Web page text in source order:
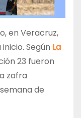
en Veracruz,
Según La
23 fueron
zafra
de